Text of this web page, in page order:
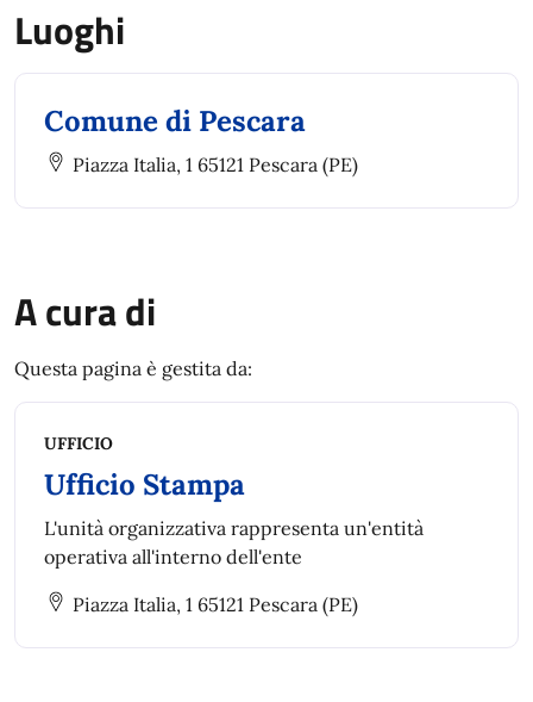
Luoghi
Comune di Pescara
Piazza Italia, 1 65121 Pescara (PE)
A cura di
Questa pagina è gestita da:
UFFICIO
Ufficio Stampa
L'unità organizzativa rappresenta un'entità
operativa all'interno dell'ente
Piazza Italia, 1 65121 Pescara (PE)